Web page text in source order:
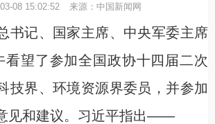
08 15:02:52 来源：中国新闻网
记、国家主席、中央军委主席
看望了参加全国政协十四届二次
技界、环境资源界委员，并参加
见和建议。习近平指出——